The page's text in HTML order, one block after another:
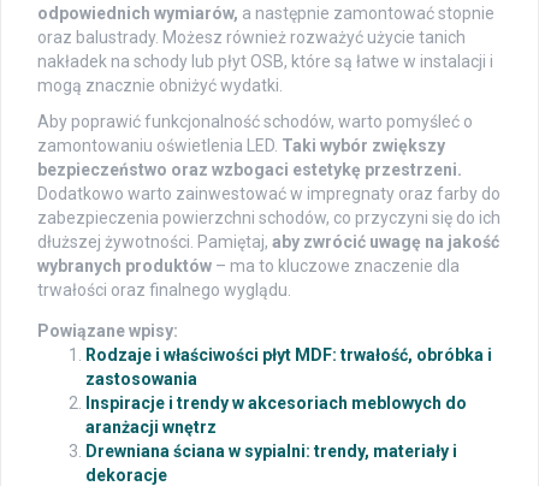
odpowiednich wymiarów, a następnie zamontować stopnie
oraz balustrady. Możesz również rozważyć użycie tanich
nakładek na schody lub płyt OSB, które są łatwe w instalacji i
mogą znacznie obniżyć wydatki.
Aby poprawić funkcjonalność schodów, warto pomyśleć o
zamontowaniu oświetlenia LED. Taki wybór zwiększy
bezpieczeństwo oraz wzbogaci estetykę przestrzeni.
Dodatkowo warto zainwestować w impregnaty oraz farby do
zabezpieczenia powierzchni schodów, co przyczyni się do ich
dłuższej żywotności. Pamiętaj, aby zwrócić uwagę na jakość
wybranych produktów – ma to kluczowe znaczenie dla
trwałości oraz finalnego wyglądu.
Powiązane wpisy:
Rodzaje i właściwości płyt MDF: trwałość, obróbka i
zastosowania
Inspiracje i trendy w akcesoriach meblowych do
aranżacji wnętrz
Drewniana ściana w sypialni: trendy, materiały i
dekoracje